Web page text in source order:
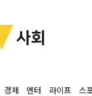
사회
경제 엔터 라이프 스